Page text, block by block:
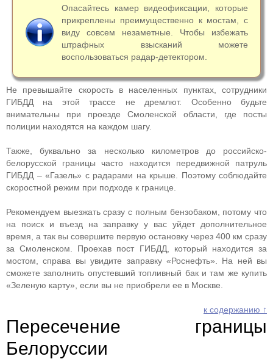
Опасайтесь камер видеофиксации, которые
прикреплены преимущественно к мостам, с
виду совсем незаметные. Чтобы избежать
штрафных взысканий можете
воспользоваться радар-детектором.
Не превышайте скорость в населенных пунктах, сотрудники
ГИБДД на этой трассе не дремлют. Особенно будьте
внимательны при проезде Смоленской области, где посты
полиции находятся на каждом шагу.
Также, буквально за несколько километров до российско-
белорусской границы часто находится передвижной патруль
ГИБДД – «Газель» с радарами на крыше. Поэтому соблюдайте
скоростной режим при подходе к границе.
Рекомендуем выезжать сразу с полным бензобаком, потому что
на поиск и въезд на заправку у вас уйдет дополнительное
время, а так вы совершите первую остановку через 400 км сразу
за Смоленском. Проехав пост ГИБДД, который находится за
мостом, справа вы увидите заправку «Роснефть». На ней вы
сможете заполнить опустевший топливный бак и там же купить
«Зеленую карту», если вы не приобрели ее в Москве.
к содержанию ↑
Пересечение границы
Белоруссии